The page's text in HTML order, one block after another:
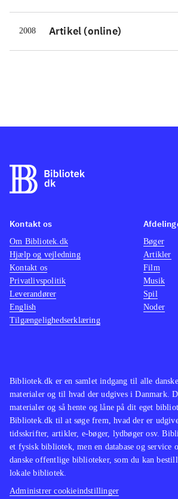
2008 Artikel (online)
Bibliotek.dk er en samlet indgang til alle
materialer og til hvad der udgives i Danmark.
materialer og så hente og låne på dit eget
Bibliotek.dk til at søge frem, hvad der er
tidsskrifter, artikler, e-bøger, lydbøger osv.
et fysisk bibliotek, men en database og service
danske offentlige biblioteker, som du kan
lokale bibliotek.
Administrer cookieindstillinger
Kontakt os
Om Bibliotek.dk
Hjælp og vejledning
Kontakt os
Privatlivspolitik
Leverandører
English
Tilgængelighedserklæring
Bøger
Artikler
Film
Musik
Spil
Noder